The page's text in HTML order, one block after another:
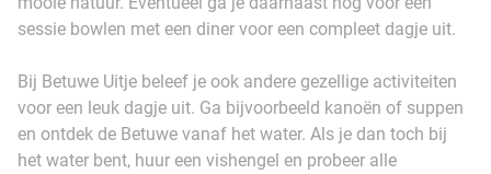
sessie bowlen met een diner voor een compleet dagje uit.
Bij Betuwe Uitje beleef je ook andere gezellige activiteiten
voor een leuk dagje uit. Ga bijvoorbeeld kanoën of suppen
en ontdek de Betuwe vanaf het water. Als je dan toch bij
het water bent, huur een vishengel en probeer alle